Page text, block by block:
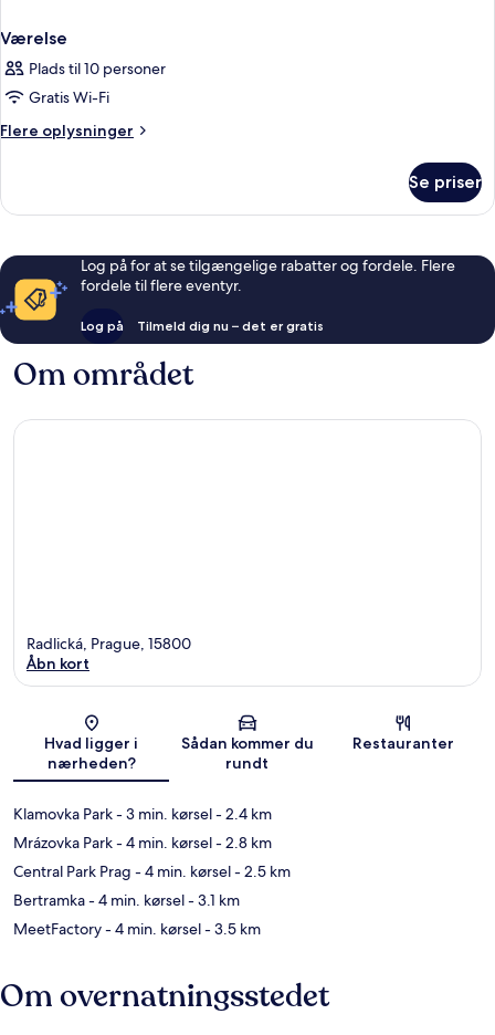
Værelse
Plads til 10 personer
Gratis Wi-Fi
Flere oplysninger
Flere
Se priser
Log på for at se tilgængelige rabatter og fordele. Flere
fordele til flere eventyr.
Log på Tilmeld dig nu – det er gratis
Om området
Kort
Radlická, Prague, 15800
Åbn kort
Hvad ligger i
nærheden?
Sådan kommer du
rundt
Restauranter
Klamovka Park- 3 min. kørsel- 2.4 km
Mrázovka Park- 4 min. kørsel- 2.8 km
Central Park Prag - 4 min. kørsel- 2.5 km
Bertramka- 4 min. kørsel- 3.1 km
MeetFactory- 4 min. kørsel- 3.5 km
Om overnatningsstedet